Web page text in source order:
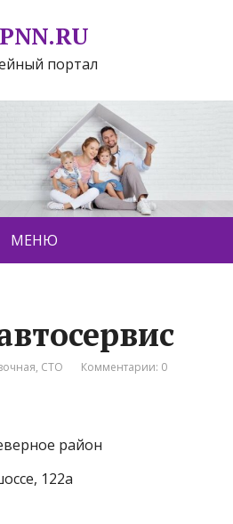
портал
МЕНЮ
, СТО Комментарии: 0
район
122а